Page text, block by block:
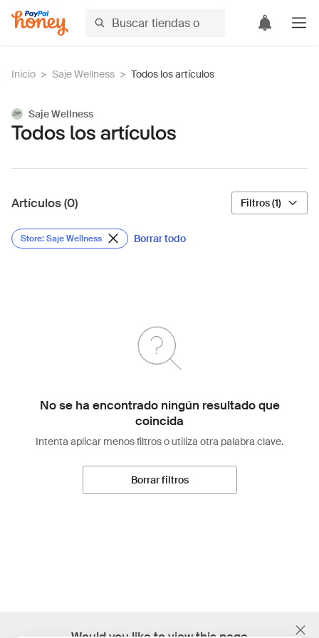
Inicio > Saje Wellness > Todos los artículos
Saje Wellness
Todos los artículos
Artículos (0) Filtros (1)
Store: Saje Wellness Borrar todo
No se ha encontrado ningún resultado que
coincida
Intenta aplicar menos filtros o utiliza otra palabra clave.
Borrar filtros